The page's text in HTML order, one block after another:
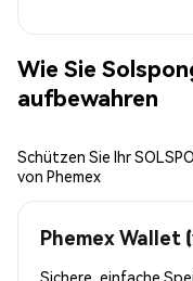
Wie Sie
aufbewahren
Schützen Sie Ihr
von Phemex
Phemex Wallet
Sichere, einfache